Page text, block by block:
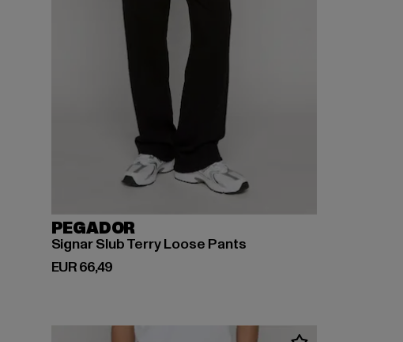
PEGADOR
Signar Slub Terry Loose Pants
EUR 66,49
Derzeitiger Preis: EUR 66,49